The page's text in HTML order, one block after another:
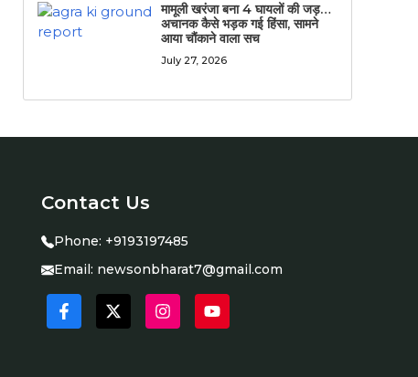
मामूली खरंजा बना 4 घायलों की जड़…
अचानक कैसे भड़क गई हिंसा, सामने
आया चौंकाने वाला सच
July 27, 2026
Contact Us
Phone: +9193197485
Email: newsonbharat7@gmail.com